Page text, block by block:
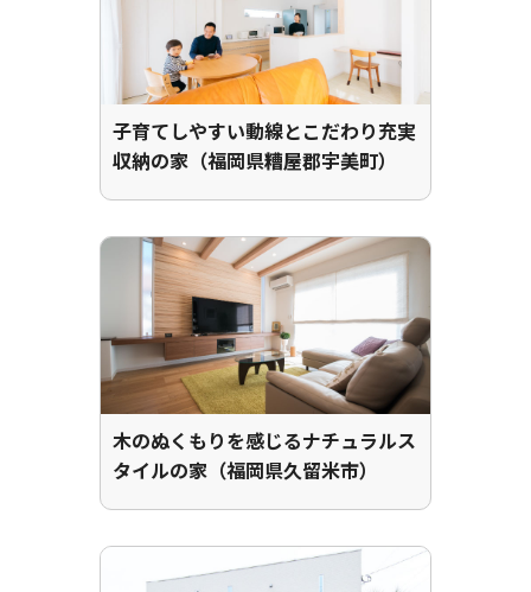
子育てしやすい動線とこだわり充実
収納の家（福岡県糟屋郡宇美町）
木のぬくもりを感じるナチュラルス
タイルの家（福岡県久留米市）